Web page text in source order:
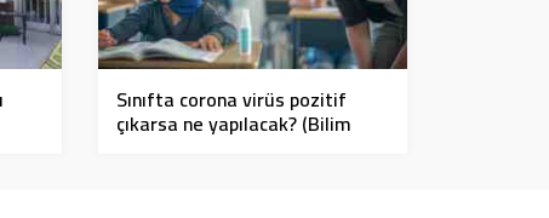
Sınıfta corona virüs pozitif
çıkarsa ne yapılacak? (Bilim